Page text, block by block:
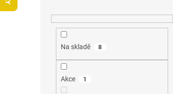
Na skladě 8
Akce 1